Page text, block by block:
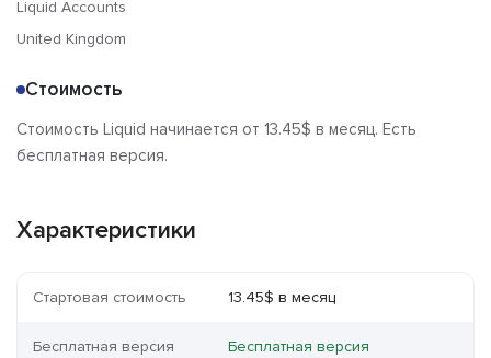
Liquid Accounts
United Kingdom
Стоимость
Стоимость Liquid начинается от 13.45$ в месяц. Есть
бесплатная версия.
Характеристики
Стартовая стоимость 13.45$ в месяц
Бесплатная версия Бесплатная версия